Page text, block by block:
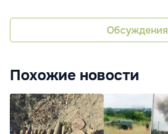
Обсуждения
Похожие новости